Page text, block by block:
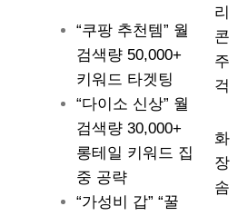
“쿠팡 추천템” 월
검색량 50,000+
키워드 타겟팅
“다이소 신상” 월
검색량 30,000+
롱테일 키워드 집
중 공략
“가성비 갑” “꿀
리
콘
주
걱
화
장
솜